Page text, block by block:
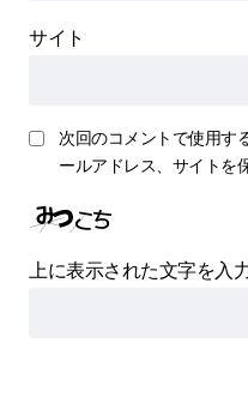
サイト
次回のコメントで使用す
ールアドレス、サイトを
上に表示された文字を入